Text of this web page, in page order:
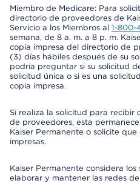
Miembro de Medicare: Para
directorio de proveedores de
Servicio a los Miembros al 1-800-
semana, de 8 a. m. a 8 p. m.
copia impresa del directorio de
(3) días hábiles después de su
podría preguntar si su solicitud
solicitud única o si es una
copia impresa.
Si realiza la solicitud para recibir
de proveedores, esta
Kaiser Permanente o solicite
impresas.
Kaiser Permanente considera
elaborar y mantener las redes